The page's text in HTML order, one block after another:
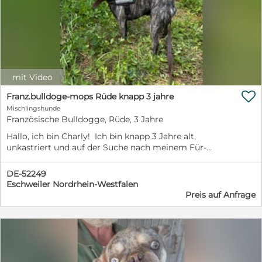
mit Video
Franz.bulldoge-mops Rüde knapp 3 jahre
Mischlingshunde
Französische Bulldogge, Rüde, 3 Jahre
Hallo, ich bin Charly! Ich bin knapp 3 Jahre alt,
unkastriert und auf der Suche nach meinem Für-
turbulent. Obwohl ich noch so jung bin, hatte ich
bereits drei verschiedene Besitzer. So richtig
angekommen bin ich bisher nie. Deshalb wünsche ich
aufgeben. Ich bin stubenrein und kann auch mal 6–7
Stunden alleine bleiben. Ich fahre gerne Auto, Bus und
Bahn und begleite meine Menschen am liebsten überall
hin. Mit anderen Hunden verstehe ich mich richtig gut.

DE-52249
Eschweiler Nordrhein-Westfalen
Preis auf Anfrage